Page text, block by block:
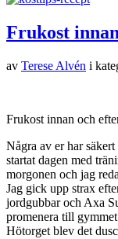
Frukost
av Terese Alvén i
Frukost innan och
Några av er har
startat dagen med
morgonen och jag
Jag gick upp strax
jordgubbar och Axa
promenera till
Hötorget blev det